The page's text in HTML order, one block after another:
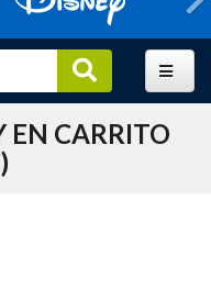
EN CARRITO